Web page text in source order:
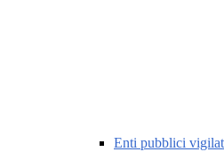
Enti pubblici